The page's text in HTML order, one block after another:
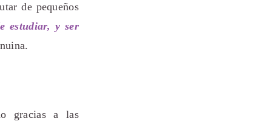
de pequeños
estudiar, y ser
gracias a las